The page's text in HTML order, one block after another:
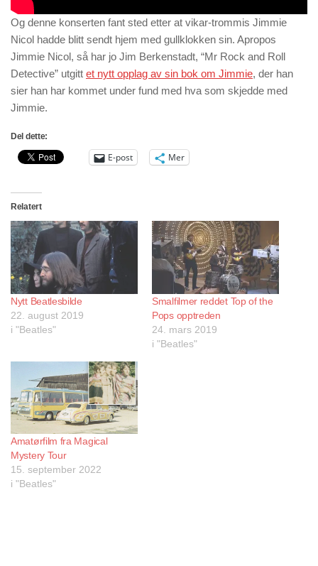
Og denne konserten fant sted etter at vikar-trommis Jimmie
Nicol hadde blitt sendt hjem med gullklokken sin. Apropos
Jimmie Nicol, så har jo Jim Berkenstadt, “Mr Rock and Roll
Detective” utgitt et nytt opplag av sin bok om Jimmie, der han
sier han har kommet under fund med hva som skjedde med
Jimmie.
Del dette:
E-post Mer
Relatert
Nytt Beatlesbilde
22. august 2019
i "Beatles"
Smalfilmer reddet Top of the
Pops opptreden
24. mars 2019
i "Beatles"
Amatørfilm fra Magical
Mystery Tour
15. september 2022
i "Beatles"